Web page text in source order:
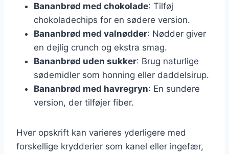
Bananbrød med chokolade: Tilføj
chokoladechips for en sødere version.
Bananbrød med valnødder: Nødder giver
en dejlig crunch og ekstra smag.
Bananbrød uden sukker: Brug naturlige
sødemidler som honning eller daddelsirup.
Bananbrød med havregryn: En sundere
version, der tilføjer fiber.
Hver opskrift kan varieres yderligere med
forskellige krydderier som kanel eller ingefær,